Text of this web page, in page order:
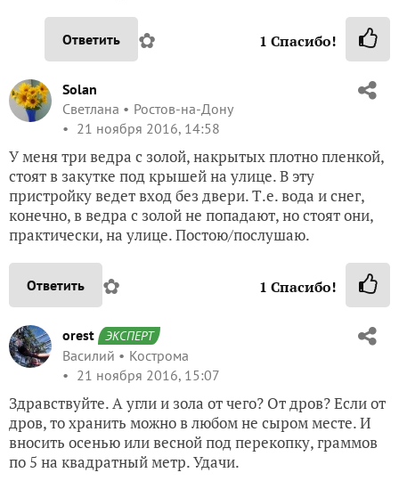
Ответить ✿ 1 Спасибо!
Solan
Светлана
Ростов-на-Дону
21 ноября 2016, 14:58
У меня три ведра с золой, накрытых плотно пленкой,
стоят в закутке под крышей на улице. В эту
пристройку ведет вход без двери. Т.е. вода и снег,
конечно, в ведра с золой не попадают, но стоят они,
практически, на улице. Постою/послушаю.
Ответить ✿ 1 Спасибо!
orest ЭКСПЕРТ
Василий
Кострома
21 ноября 2016, 15:07
Здравствуйте. А угли и зола от чего? От дров? Если от
дров, то хранить можно в любом не сыром месте. И
вносить осенью или весной под перекопку, граммов
по 5 на квадратный метр. Удачи.